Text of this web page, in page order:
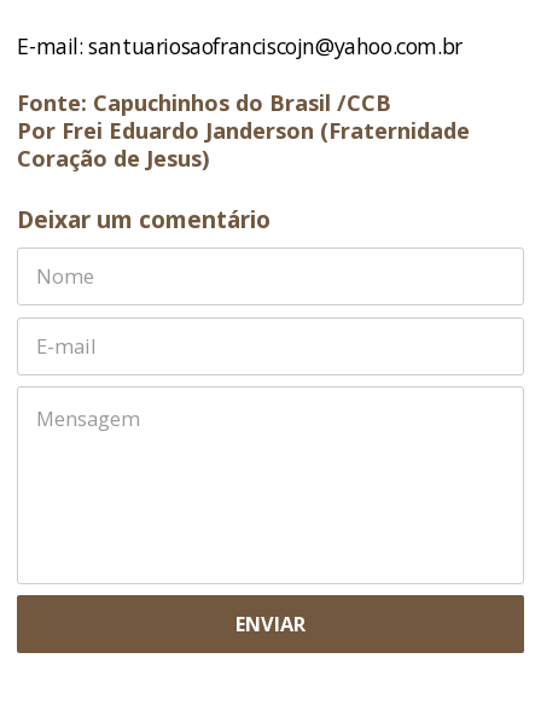
E-mail:santuariosaofranciscojn@yahoo.com.br
Fonte: Capuchinhos do Brasil /CCB
Por Frei Eduardo Janderson (Fraternidade
Coração de Jesus)
Deixar um comentário
ENVIAR